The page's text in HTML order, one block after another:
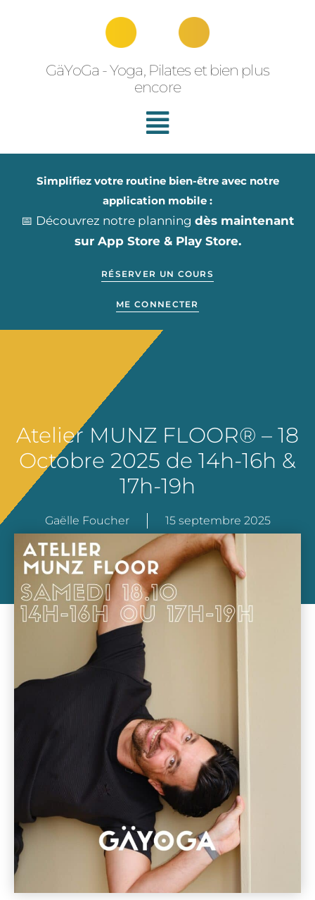
GäYoGa - Yoga, Pilates et bien plus
encore
Simplifiez votre routine bien-être avec notre
application mobile :
📅 Découvrez notre planning dès maintenant
sur App Store & Play Store.
RÉSERVER UN COURS
ME CONNECTER
Atelier MUNZ FLOOR® – 18
Octobre 2025 de 14h-16h &
17h-19h
Gaëlle Foucher 15 septembre 2025